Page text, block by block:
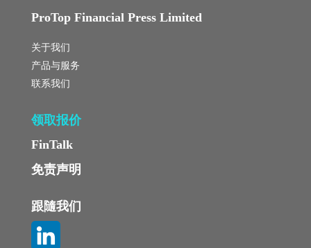
ProTop Financial Press Limited
关于我们
产品与服务
联系我们
领取报价
FinTalk
免责声明
跟隨我们